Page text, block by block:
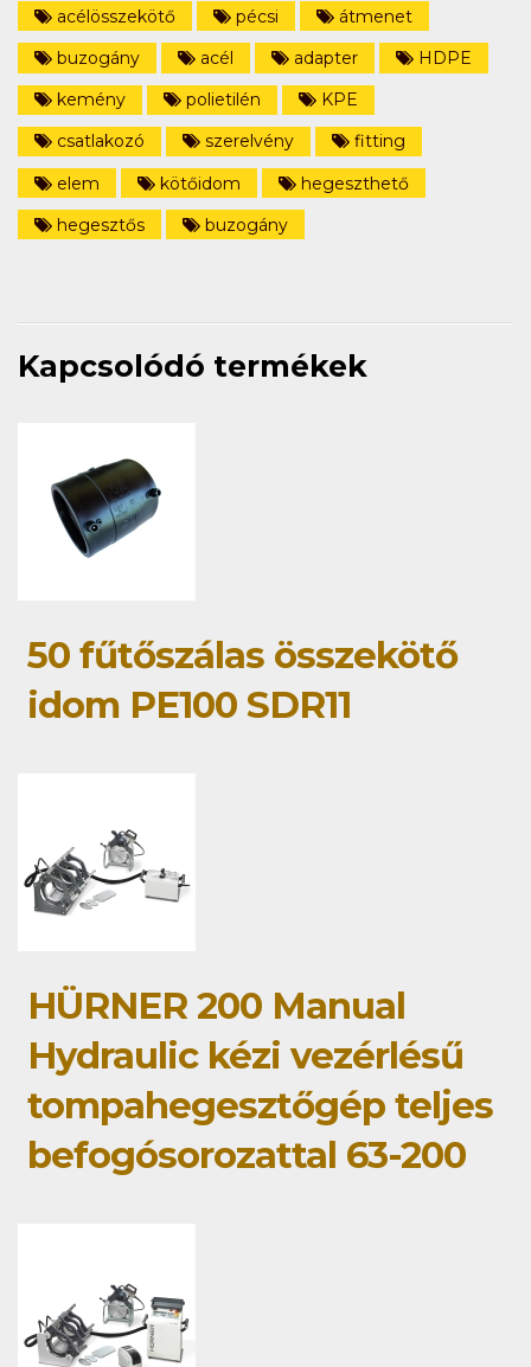
acélösszekötő
pécsi
átmenet
buzogány
acél adapter
HDPE
kemény
polietilén
KPE
csatlakozó
szerelvény
fitting
elem
kötőidom
hegeszthető
hegesztős
buzogány
Kapcsolódó termékek
50 fűtőszálas összekötő
idom PE100 SDR11
HÜRNER 200 Manual
Hydraulic kézi vezérlésű
tompahegesztőgép teljes
befogósorozattal 63-200